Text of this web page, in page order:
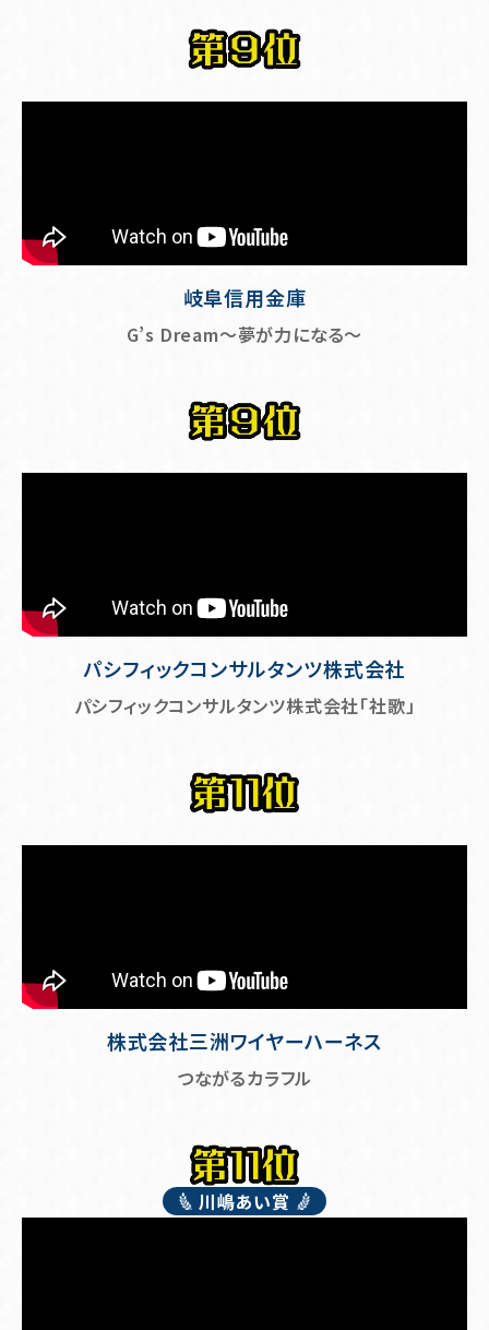
岐阜信用金庫
G’s Dream～夢が力になる～
パシフィックコンサルタンツ株式会社
パシフィックコンサルタンツ株式会社「社歌」
株式会社三洲ワイヤーハーネス
つながるカラフル
川嶋あい賞